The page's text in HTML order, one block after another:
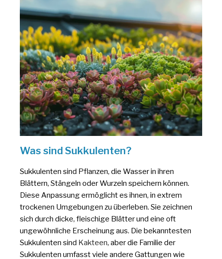
Was sind Sukkulenten?
Sukkulenten sind Pflanzen, die Wasser in ihren
Blättern, Stängeln oder Wurzeln speichern können.
Diese Anpassung ermöglicht es ihnen, in extrem
trockenen Umgebungen zu überleben. Sie zeichnen
sich durch dicke, fleischige Blätter und eine oft
ungewöhnliche Erscheinung aus. Die bekanntesten
Sukkulenten sind Kakteen, aber die Familie der
Sukkulenten umfasst viele andere Gattungen wie